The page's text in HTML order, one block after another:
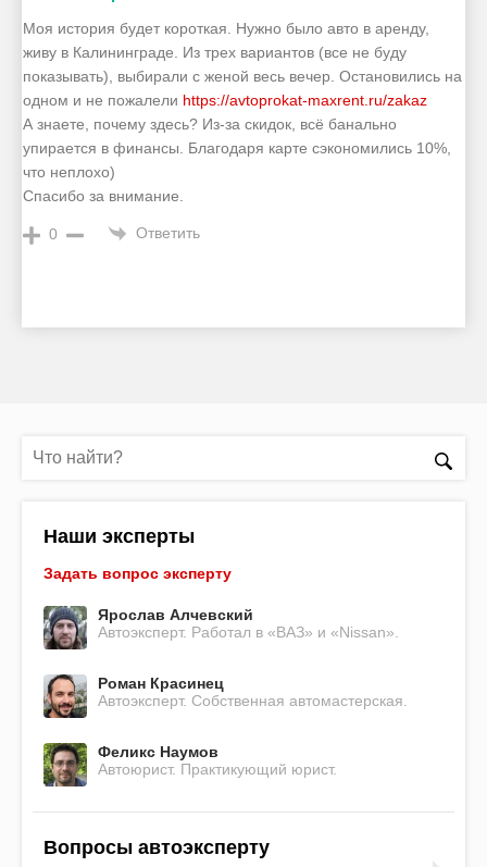
Моя история будет короткая. Нужно было авто в аренду,
живу в Калининграде. Из трех вариантов (все не буду
показывать), выбирали с женой весь вечер. Остановились на
одном и не пожалели https://avtoprokat-maxrent.ru/zakaz
А знаете, почему здесь? Из-за скидок, всё банально
упирается в финансы. Благодаря карте сэкономились 10%,
что неплохо)
Спасибо за внимание.
0 Ответить
Наши эксперты
Задать вопрос эксперту
Ярослав Алчевский
Автоэксперт. Работал в «ВАЗ» и «Nissan».
Роман Красинец
Автоэксперт. Собственная автомастерская.
Феликс Наумов
Автоюрист. Практикующий юрист.
Вопросы автоэксперту